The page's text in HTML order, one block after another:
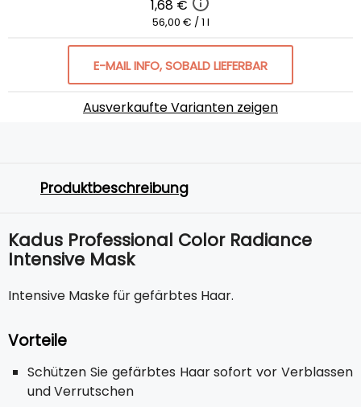
1,68 €
56,00 € / 1 l
E-MAIL INFO, SOBALD LIEFERBAR
Ausverkaufte Varianten zeigen
Produktbeschreibung
Kadus Professional Color Radiance
Intensive Mask
Intensive Maske für gefärbtes Haar.
Vorteile
Schützen Sie gefärbtes Haar sofort vor Verblassen
und Verrutschen